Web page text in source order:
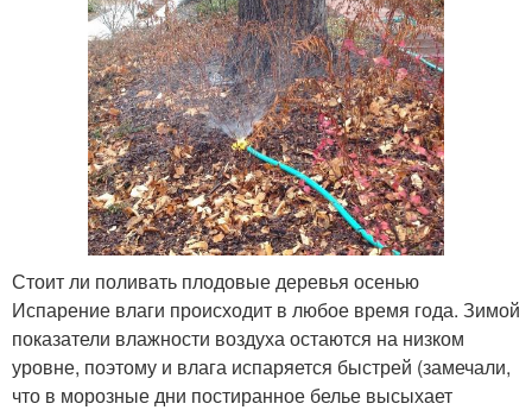
Стоит ли поливать плодовые деревья осенью
Испарение влаги происходит в любое время года. Зимой
показатели влажности воздуха остаются на низком
уровне, поэтому и влага испаряется быстрей (замечали,
что в морозные дни постиранное белье высыхает